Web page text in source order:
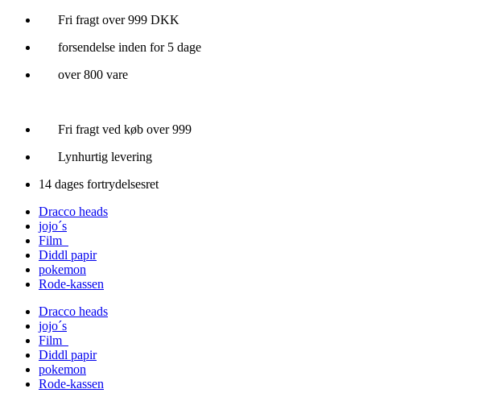
Videre
indhold
Fri fragt over 999 DKK
forsendelse inden for 5 dage
over 800 vare
Fri fragt ved køb over 999
Lynhurtig levering
14 dages fortrydelsesret
Dracco heads
jojo´s
Film
Diddl papir
pokemon
Rode-kassen
Dracco heads
jojo´s
Film
Diddl papir
pokemon
Rode-kassen